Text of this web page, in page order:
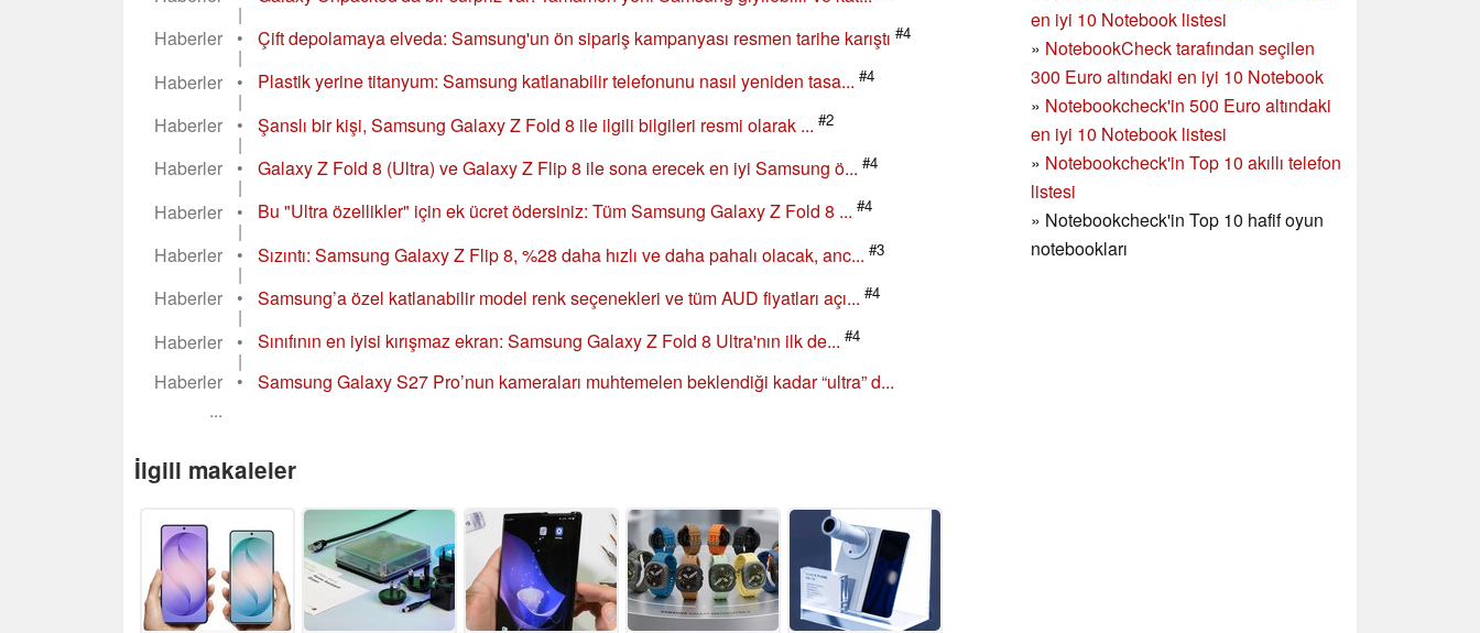
en iyi 10 Notebook listesi
» NotebookCheck tarafından seçilen
300 Euro altındaki en iyi 10 Notebook
» Notebookcheck'in 500 Euro altındaki
en iyi 10 Notebook listesi
» Notebookcheck'in Top 10 akıllı telefon
listesi
» Notebookcheck'in Top 10 hafif oyun
notebookları
|
Haberler
• Çift depolamaya elveda: Samsung'un ön sipariş kampanyası resmen tarihe karıştı #4
|
Haberler
• Plastik yerine titanyum: Samsung katlanabilir telefonunu nasıl yeniden tasa... #4
|
Haberler
• Şanslı bir kişi, Samsung Galaxy Z Fold 8 ile ilgili bilgileri resmi olarak ... #2
|
Haberler
• Galaxy Z Fold 8 (Ultra) ve Galaxy Z Flip 8 ile sona erecek en iyi Samsung ö... #4
|
Haberler
• Bu "Ultra özellikler" için ek ücret ödersiniz: Tüm Samsung Galaxy Z Fold 8 ... #4
|
Haberler
• Sızıntı: Samsung Galaxy Z Flip 8, %28 daha hızlı ve daha pahalı olacak, anc... #3
|
Haberler
• Samsung’a özel katlanabilir model renk seçenekleri ve tüm AUD fiyatları açı... #4
|
Haberler
• Sınıfının en iyisi kırışmaz ekran: Samsung Galaxy Z Fold 8 Ultra'nın ilk de... #4
|
Haberler
•
Samsung Galaxy S27 Pro’nun kameraları muhtemelen beklendiği kadar “ultra” d...
...
İlgili makaleler